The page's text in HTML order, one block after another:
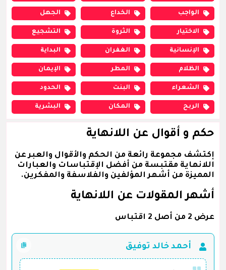
الواجب الخداع الجهل
الاختيار الثروة التشجيع
الإنسانية الغفران البداية
الظلام المطر الإيمان
الشعراء البنت الحدود
الربح المكان البشرية
حكم و أقوال عن اللانهاية
إكتشف مجموعة رائعة من الحكم والأقوال والعبر عن
اللانهاية مقتبسة من أفضل الإقتباسات والعبارات
المميزة من أشهر المؤلفين والفلاسفة والمفكرين.
أشهر المقولات عن اللانهاية
عرض 2 من أصل 2 اقتباس
أحمد خالد توفيق